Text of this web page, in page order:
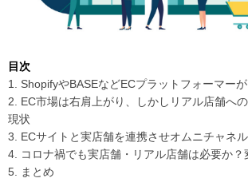
目次
1. ShopifyやBASEなどECプラットフォーマー
2. EC市場は右肩上がり、しかしリアル店舗へ
現状
3. ECサイトと実店舗を連携させオムニチャネ
4. コロナ禍でも実店舗・リアル店舗は必要か？
5. まとめ